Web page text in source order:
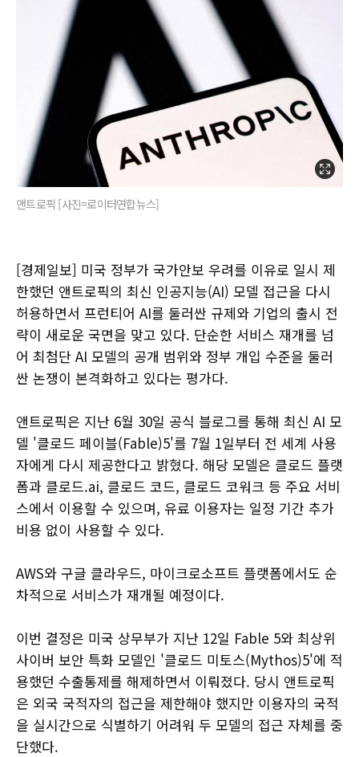
앤트로픽 [사진=로이터연합뉴스]
[경제일보] 미국 정부가 국가안보 우려를 이유로 일시 제
한했던 앤트로픽의 최신 인공지능(AI) 모델 접근을 다시
허용하면서 프런티어 AI를 둘러싼 규제와 기업의 출시 전
략이 새로운 국면을 맞고 있다. 단순한 서비스 재개를 넘
어 최첨단 AI 모델의 공개 범위와 정부 개입 수준을 둘러
싼 논쟁이 본격화하고 있다는 평가다.
앤트로픽은 지난 6월 30일 공식 블로그를 통해 최신 AI 모
델 '클로드 페이블(Fable)5'를 7월 1일부터 전 세계 사용
자에게 다시 제공한다고 밝혔다. 해당 모델은 클로드 플랫
폼과 클로드.ai, 클로드 코드, 클로드 코워크 등 주요 서비
스에서 이용할 수 있으며, 유료 이용자는 일정 기간 추가
비용 없이 사용할 수 있다.
AWS와 구글 클라우드, 마이크로소프트 플랫폼에서도 순
차적으로 서비스가 재개될 예정이다.
이번 결정은 미국 상무부가 지난 12일 Fable 5와 최상위
사이버 보안 특화 모델인 '클로드 미토스(Mythos)5'에 적
용했던 수출통제를 해제하면서 이뤄졌다. 당시 앤트로픽
은 외국 국적자의 접근을 제한해야 했지만 이용자의 국적
을 실시간으로 식별하기 어려워 두 모델의 접근 자체를 중
단했다.